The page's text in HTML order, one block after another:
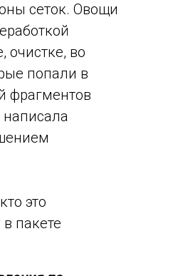
сеток. Овощи
очистке, во
попали в
фрагментов
написала
это
пакете